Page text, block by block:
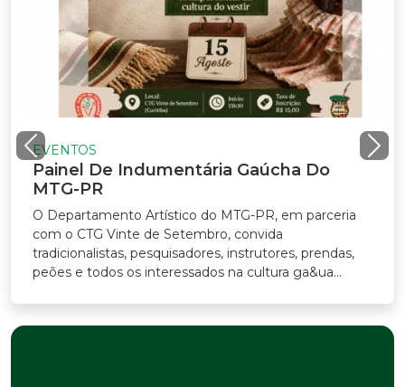
EVENTOS
Painel De Indumentária Gaúcha Do
MTG-PR
O Departamento Artístico do MTG-PR, em parceria
com o CTG Vinte de Setembro, convida
tradicionalistas, pesquisadores, instrutores, prendas,
peões e todos os interessados na cultura ga&ua...